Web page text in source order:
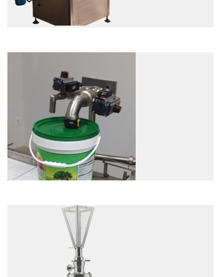
EXAMEN
EXAMEN